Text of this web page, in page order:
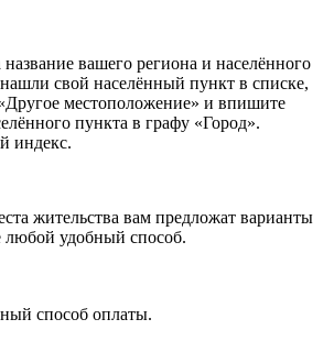
вашего региона и населённого
свой населённый пункт в списке,
местоположение» и впишите
пункта в графу «Город».
индекс.
жительства вам предложат варианты
любой удобный способ.
способ оплаты.